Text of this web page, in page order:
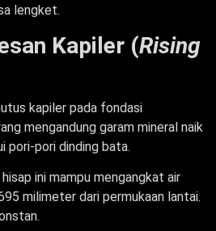
lengket.
Kapiler (Rising
kapiler pada fondasi
mengandung garam mineral naik
pori-pori dinding bata.
ini mampu mengangkat air
milimeter dari permukaan lantai.